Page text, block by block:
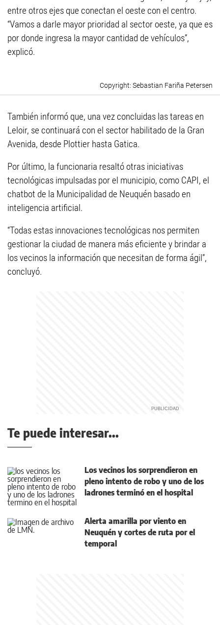
entre otros ejes que conectan el oeste con el centro.
“Vamos a darle mayor prioridad al sector oeste, ya que es
por donde ingresa la mayor cantidad de vehículos”,
explicó.
Sebastian Fariña Petersen
También informó que, una vez concluidas las tareas en
Leloir, se continuará con el sector habilitado de la Gran
Avenida, desde Plottier hasta Gatica.
Por último, la funcionaria resaltó otras iniciativas
tecnológicas impulsadas por el municipio, como CAPI, el
chatbot de la Municipalidad de Neuquén basado en
inteligencia artificial.
“Todas estas innovaciones tecnológicas nos permiten
gestionar la ciudad de manera más eficiente y brindar a
los vecinos la información que necesitan de forma ágil”,
concluyó.
Te puede interesar...
Los vecinos los sorprendieron en
pleno intento de robo y uno de los
ladrones terminó en el hospital
Alerta amarilla por viento en
Neuquén y cortes de ruta por el
temporal